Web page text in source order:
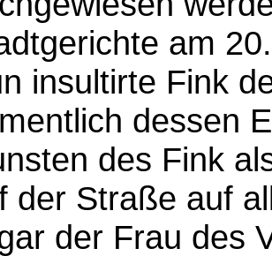
am
insultirte Fink
dessen
des Fink
der Straße auf
der Frau des